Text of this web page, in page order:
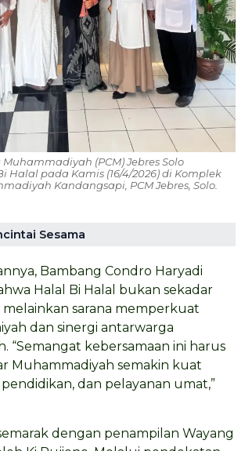
(PCM) Jebres Solo
Halal pada Kamis (16/4/2026) di Komplek
Kandangsapi, PCM Jebres, Solo.
Sesama
Bambang Condro Haryadi
Halal Bi Halal bukan sekadar
sarana memperkuat
dan sinergi antarwarga
“Semangat kebersamaan ini harus
Muhammadiyah semakin kuat
dan pelayanan umat,”
dengan penampilan Wayang